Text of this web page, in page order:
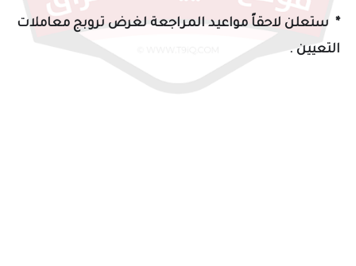
* ستعلن لاحقاً مواعيد المراجعة لغرض تروبج معاملات
التعيين .